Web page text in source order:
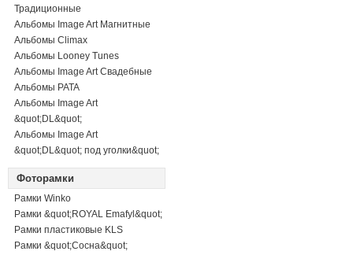
Традиционные
Альбомы Image Art Магнитные
Альбомы Climax
Альбомы Looney Tunes
Альбомы Image Art Свадебные
Альбомы PATA
Альбомы Image Art
&quot;DL&quot;
Альбомы Image Art
&quot;DL&quot; под уголки&quot;
Фоторамки
Рамки Winko
Рамки &quot;ROYAL Emafyl&quot;
Рамки пластиковые KLS
Рамки &quot;Сосна&quot;